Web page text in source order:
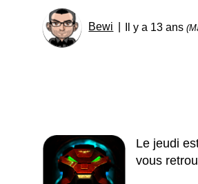
Bewi Il y a 13 ans
Le jeudi
vous